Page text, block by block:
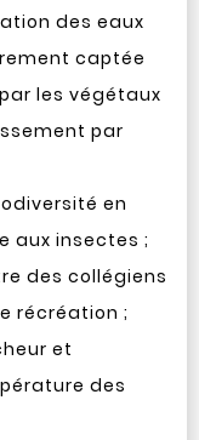
des eaux
captée
les végétaux
par
en
aux insectes ;
des collégiens
récréation ;
et
des